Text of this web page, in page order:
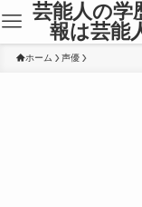
芸能人の学
報は芸能
ホーム 声優